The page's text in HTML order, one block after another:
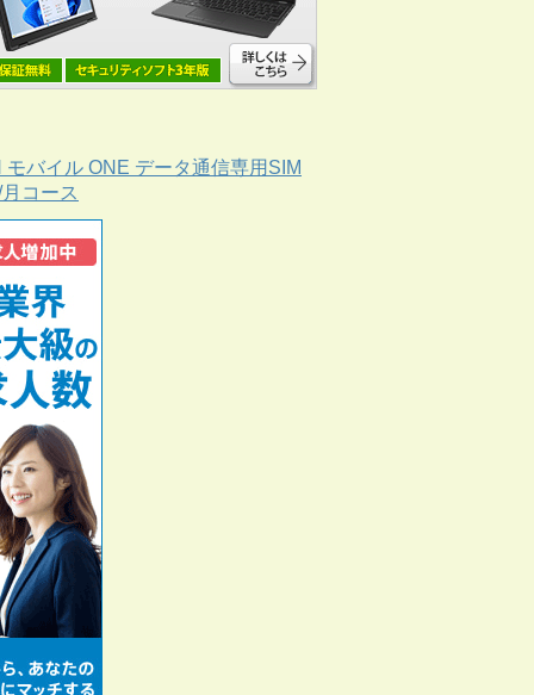
モバイル ONE データ通信専用SIM
コース